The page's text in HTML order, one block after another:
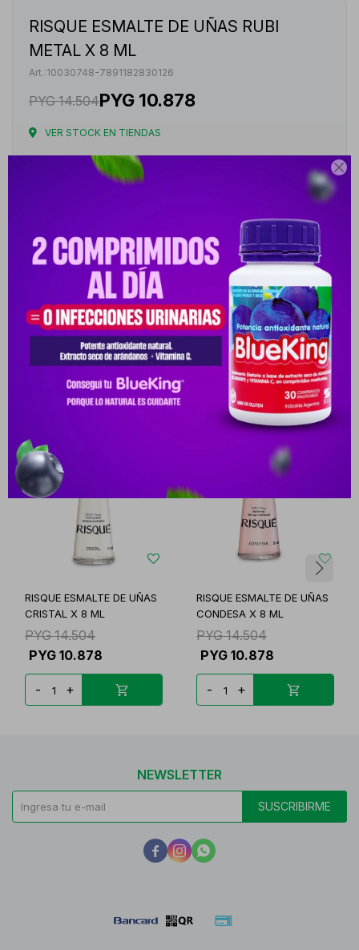

RISQUE ESMALTE DE UÑAS RUBI
METAL X 8 ML
10030748-7891182830126
PYG 14.504PYG 10.878
VER STOCK EN TIENDAS
Medios de pago
Productos que te pueden interesar
RISQUE ESMALTE DE UÑAS
CRISTAL X 8 ML
PYG 14.504
PYG 10.878
- +
RISQUE ESMALTE DE UÑAS
CONDESA X 8 ML
PYG 14.504
PYG 10.878
- +
NEWSLETTER
SUSCRIBIRME
  